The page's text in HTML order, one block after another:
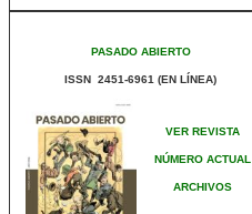
PASADO ABIERTO
ISSN 2451-6961 (EN LÍNEA)
VER REVISTA
NÚMERO ACTUAL
ARCHIVOS